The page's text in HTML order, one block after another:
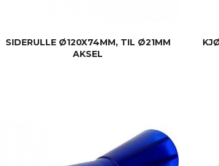
SIDERULLE Ø120X74MM, TIL Ø21MM
AKSEL